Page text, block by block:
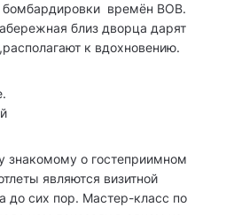
бомбардировки времён ВОВ.
близ дворца дарят
к вдохновению.
знакомому о гостеприимном
являются визитной
до сих пор. Мастер-класс по